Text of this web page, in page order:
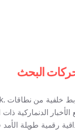
البحث
الدنماركية ذات
رقمية طويلة الأمد